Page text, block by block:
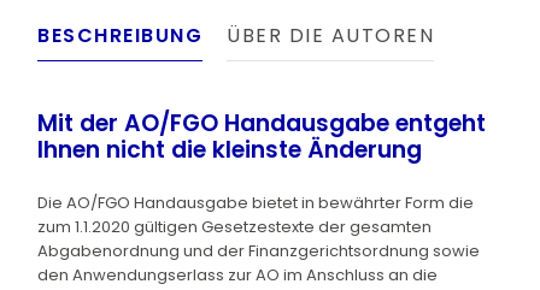
BESCHREIBUNG ÜBER DIE AUTOREN
Mit der AO/FGO Handausgabe entgeht
Ihnen nicht die kleinste Änderung
Die AO/FGO Handausgabe bietet in bewährter Form die
zum 1.1.2020 gültigen Gesetzestexte der gesamten
Abgabenordnung und der Finanzgerichtsordnung sowie
den Anwendungserlass zur AO im Anschluss an die